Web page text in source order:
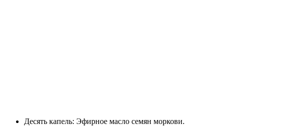
Десять капель: Эфирное масло семян моркови.